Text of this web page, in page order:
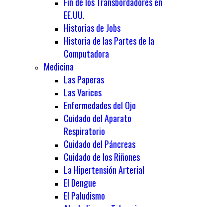
EE.UU.
Historias de Jobs
Historia de las Partes de la
Computadora
Medicina
Las Paperas
Las Varices
Enfermedades del Ojo
Cuidado del Aparato
Respiratorio
Cuidado del Páncreas
Cuidado de los Riñones
La Hipertensión Arterial
El Dengue
El Paludismo